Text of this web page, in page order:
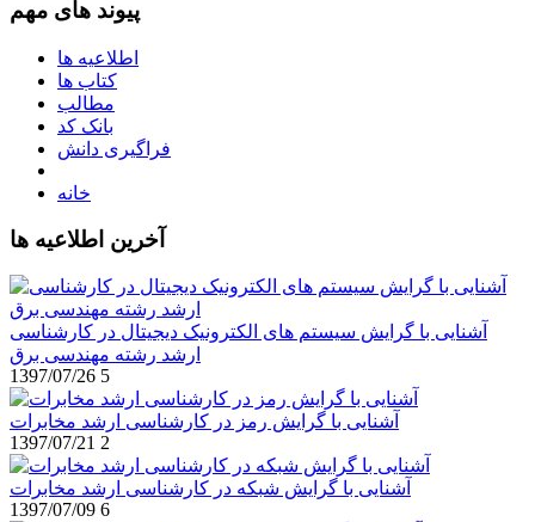
پیوند های مهم
اطلاعیه ها
کتاب ها
مطالب
بانک کد
فراگیری دانش
خانه
آخرین اطلاعیه ها
آشنایی با گرایش سیستم های الکترونیک دیجیتال در کارشناسی
ارشد رشته مهندسی برق
1397/07/26 5
آشنایی با گرایش رمز در کارشناسی ارشد مخابرات
1397/07/21 2
آشنایی با گرایش شبکه در کارشناسی ارشد مخابرات
1397/07/09 6